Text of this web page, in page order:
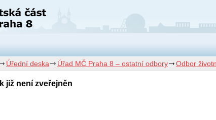
Úřední deska Úřad MČ Praha 8 – ostatní odbory Odbor
již není zveřejněn